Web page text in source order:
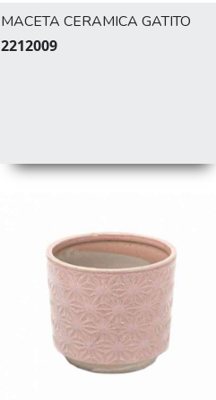
MACETA CERAMICA GATITO
2212009